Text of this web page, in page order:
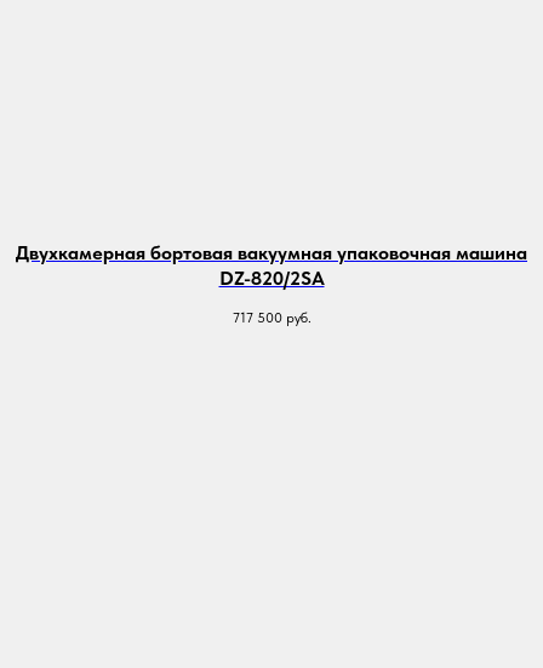
Двухкамерная бортовая вакуумная упаковочная машина
DZ-820/2SA
717 500 руб.